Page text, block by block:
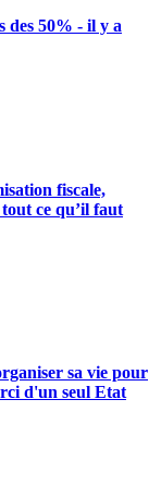
des 50% - il y a
fiscale,
ce qu’il faut
sa vie pour
d'un seul Etat